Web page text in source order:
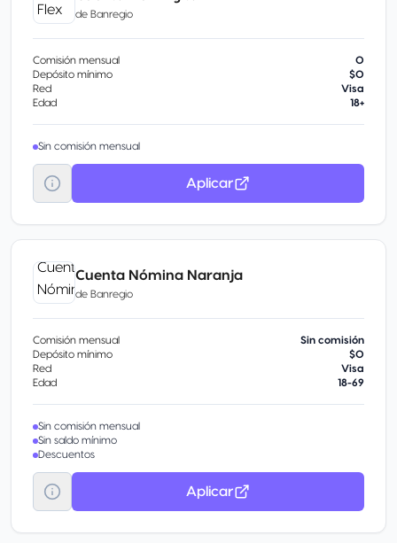
de Banregio
Comisión mensual
0
Depósito mínimo
$0
Red
Visa
Edad
18+
Sin comisión mensual
Aplicar
Cuenta Nómina Naranja
de Banregio
Comisión mensual
Sin comisión
Depósito mínimo
$0
Red
Visa
Edad
18-69
Sin comisión mensual
Sin saldo mínimo
Descuentos
Aplicar